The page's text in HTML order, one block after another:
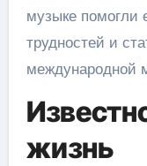
музыке помогли
трудностей и
международной
жизнь